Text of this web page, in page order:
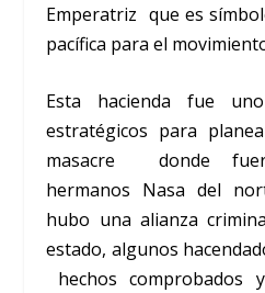
Emperatriz que es
pacífica para el
Esta hacienda fue
estratégicos para
masacre donde
hermanos Nasa del
hubo una alianza
estado, algunos
hechos comprobados